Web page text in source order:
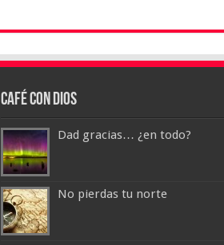
Café con Dios
Dad gracias… ¿en todo?
No pierdas tu norte